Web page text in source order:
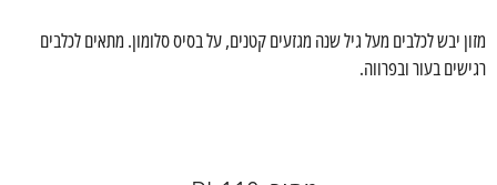
מזון יבש לכלבים מעל גיל שנה מגזעים קטנים, על בסיס סלומון. מתאים לכלבים
רגישים בעור ובפרווה.